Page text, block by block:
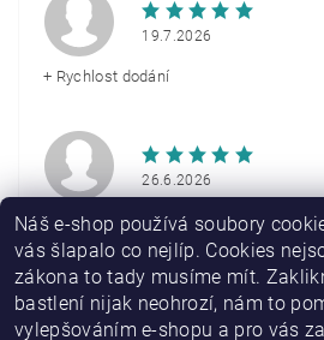
19.7.2026
+ Rychlost dodání
26.6.2026
+ Rychlé doručení
Náš e-shop používá soubory
vás šlapalo co nejlíp. Cookies
zákona to tady musíme mít.
bastlení nijak neohrozí, nám to
vylepšováním e-shopu a pro vás